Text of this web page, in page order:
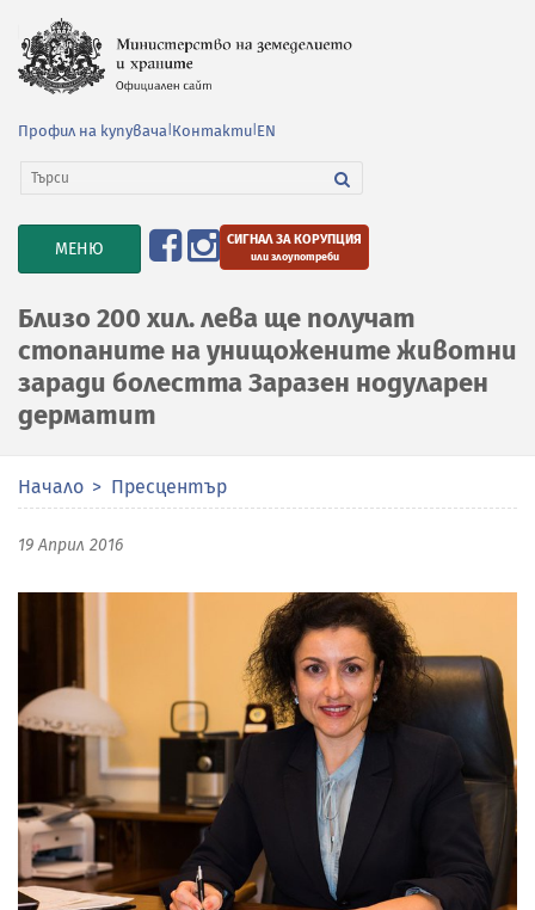
Профил на купувача Контакти EN
TOGGLE
NAVIGATION
МЕНЮ СИГНАЛ ЗА КОРУПЦИЯ
или злоупотреби
Близо 200 хил. лева ще получат
стопаните на унищожените животни
заради болестта Заразен нодуларен
дерматит
Начало Пресцентър
19 Април 2016